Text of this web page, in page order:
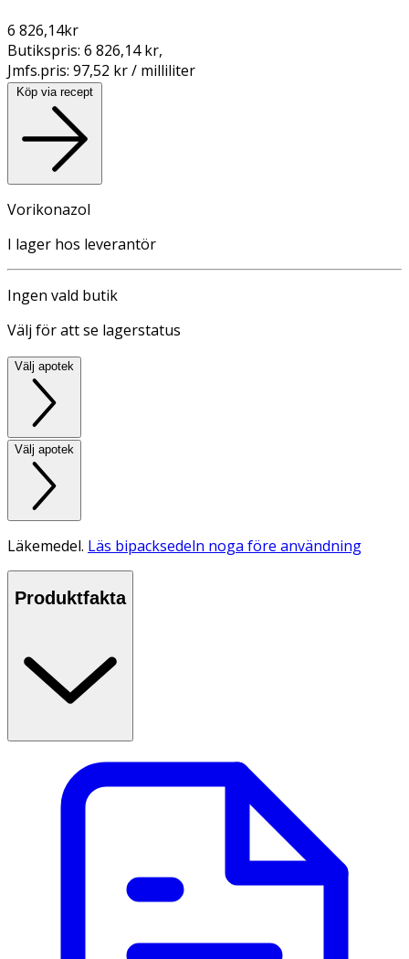
6 826,14kr
Butikspris: 6 826,14 kr,
Jmfs.pris: 97,52 kr / milliliter
Köp via recept
Vorikonazol
I lager hos leverantör
Ingen vald butik
Välj för att se lagerstatus
Välj apotek
Välj apotek
Läkemedel. Läs bipacksedeln noga före användning
Produktfakta